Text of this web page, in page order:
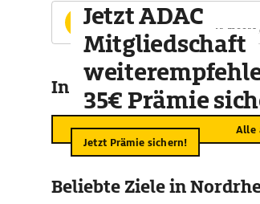
Website
http://www.schlosstheater-
In der Umgebung
Alle
Jetzt ADAC
Mitgliedschaft
35€ Prämie
Jetzt Prämie sichern!
Beliebte Ziele in